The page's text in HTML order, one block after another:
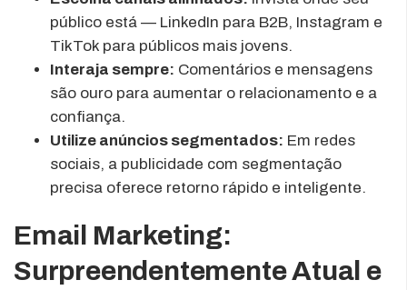
público está — LinkedIn para B2B, Instagram e
TikTok para públicos mais jovens.
Interaja sempre: Comentários e mensagens
são ouro para aumentar o relacionamento e a
confiança.
Utilize anúncios segmentados: Em redes
sociais, a publicidade com segmentação
precisa oferece retorno rápido e inteligente.
Email Marketing:
Surpreendentemente Atual e